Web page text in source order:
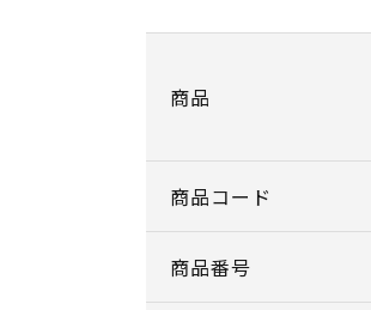
商品
商品コード
商品番号